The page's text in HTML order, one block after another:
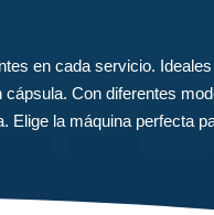
en cada servicio.
Con diferentes
Elige la máquina perfecta